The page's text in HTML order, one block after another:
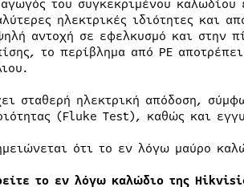
του συγκεκριμένου καλωδίου
ηλεκτρικές ιδιότητες και
αντοχή σε εφελκυσμό και στην
το περίβλημα από PE
σταθερή ηλεκτρική απόδοση,
(Fluke Test), καθώς και
ότι το εν λόγω μαύρο
το εν λόγω καλώδιο της